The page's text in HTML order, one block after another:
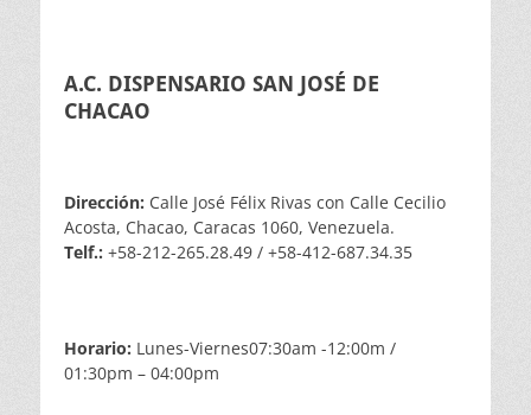
A.C. DISPENSARIO SAN JOSÉ DE
CHACAO
Dirección: Calle José Félix Rivas con Calle Cecilio
Acosta, Chacao, Caracas 1060, Venezuela.
Telf.: +58-212-265.28.49 / +58-412-687.34.35
Horario: Lunes-Viernes07:30am -12:00m /
01:30pm – 04:00pm